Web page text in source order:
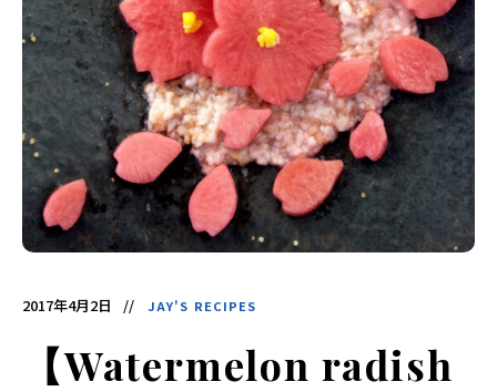
デ
ィ
ア
で
す。
発
酵
食
品
の
レ
シ
ピ
や
ニ
ュ
を
お
し
ま
2017年4月2日 JAY'S RECIPES
【Watermelon radish